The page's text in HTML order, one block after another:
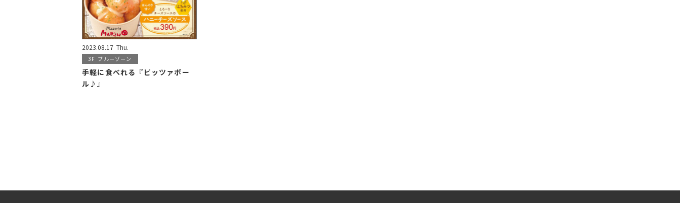
2023.08.17 Thu.
3F ブルーゾーン
手軽に食べれる『ピッツァボー
ル♪』